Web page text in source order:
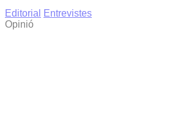
Editorial
Entrevistes
Opinió